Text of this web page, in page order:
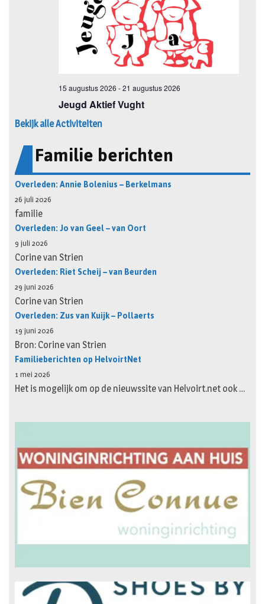
Bekijk alle Activiteiten
Familie berichten
Overleden: Annie Bolenius – Berkelmans
26 juli 2026
familie
Overleden: Jo van Geel – van Oort
9 juli 2026
Corine van Strien
Overleden: Riet Scheij – van Beurden
29 juni 2026
Corine van Strien
Overleden: Zus van Kuijk – Pollaerts
19 juni 2026
Bron: Corine van Strien
Familieberichten op HelvoirtNet
1 mei 2026
Het is mogelijk om op de nieuwssite van Helvoirt.net ook …